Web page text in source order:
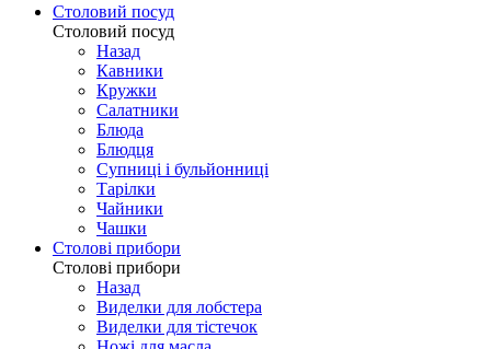
Столовий посуд
Столовий посуд
Назад
Кавники
Кружки
Салатники
Блюда
Блюдця
Супниці і бульйонниці
Тарілки
Чайники
Чашки
Столові прибори
Столові прибори
Назад
Виделки для лобстера
Виделки для тістечок